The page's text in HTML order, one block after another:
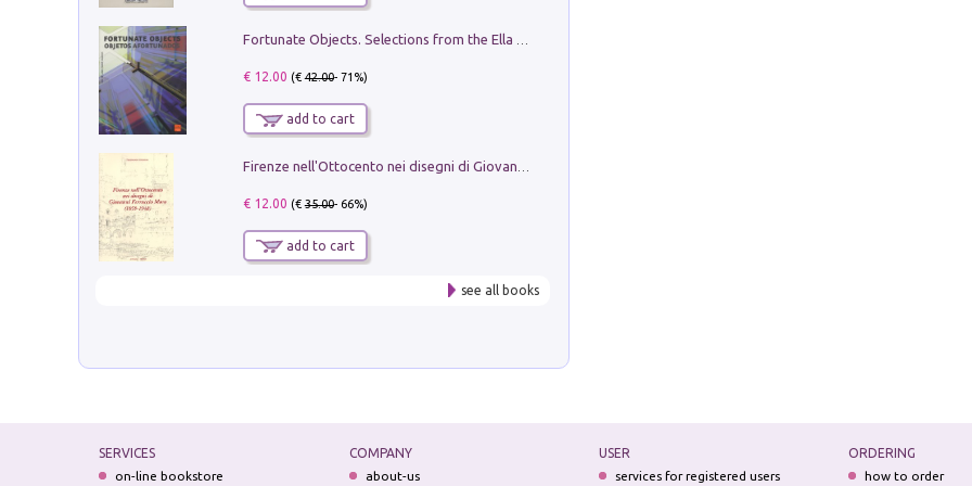
€ 12.00 (€42.00- 71%)
add to cart
€ 12.00 (€35.00- 66%)
add to cart
see all books
SERVICES
on-line bookstore
COMPANY
about-us
USER
services for registered users
ORDERING
how to order